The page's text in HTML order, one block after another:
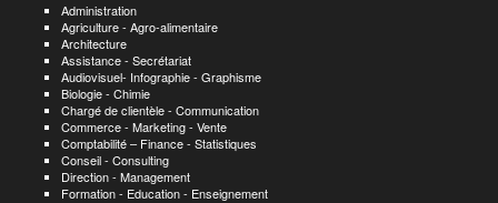
Administration
Agriculture - Agro-alimentaire
Architecture
Assistance - Secrétariat
Audiovisuel- Infographie - Graphisme
Biologie - Chimie
Chargé de clientèle - Communication
Commerce - Marketing - Vente
Comptabilité – Finance - Statistiques
Conseil - Consulting
Direction - Management
Formation - Education - Enseignement